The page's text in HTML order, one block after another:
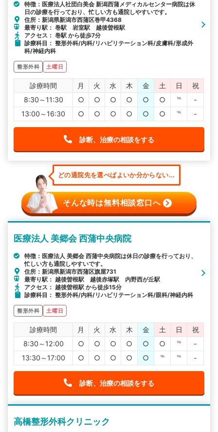
特徴：医療法人社団白美会 新潟西蒲メディカルセンター病院は休
日の診療を行っており、忙しい方も通院しやすいです。
住所：新潟県新潟市西蒲区巻甲4368
最寄り駅： 巻駅 岩室駅 越後曽根駅
アクセス： 巻駅 から徒歩7分
診療科目： 整形外科/内科/リハビリテーション科/皮膚科/形成外
科/神経内科
整形外科 土曜日
診療時間 月 火 水 木 金 土 日
祝
8:30～11:30
○ ○ ○ ○ ○ ○ ℡
-
13:00～16:30
○ ○ ○ ○ ○ ○ ℡ -
診断、治療の相談をする
どの通院先を選べばよいか分からない...
そんな時は無料相談窓口へ
医療法人 美郷会 西蒲中央病院
特徴：医療法人 美郷会 西蒲中央病院は休日の診療を行っており、
忙しい方も通院しやすいです。
住所：新潟県新潟市西蒲区旗屋731
最寄り駅： 越後曽根駅 越後赤塚駅 内野西が丘駅
アクセス： 越後曽根駅 から徒歩15分
診療科目： 整形外科/内科/リハビリテーション科/眼科/神経内科
整形外科 土曜日
診療時間 月 火 水 木 金 土 日
祝
8:30～12:00
○ ○ ○ ○ ○ ○ ℡
-
13:30～17:00
○ ○ ○ ○ ○ ℡ ℡ -
診断、治療の相談をする
高橋整形外科クリニック